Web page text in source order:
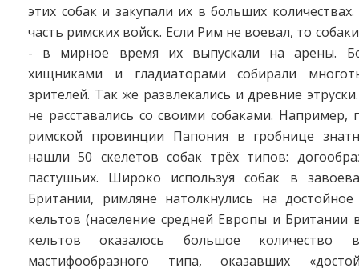
этих собак и закупали их в больших
часть римских войск. Если Рим не воевал, то
- в мирное время их выпускали на арены.
хищниками и гладиаторами собирали
зрителей. Так же развлекались и древние
не расставались со своими собаками. Например,
римской провинции Папония в гробнице
нашли 50 скелетов собак трёх типов:
пастушьих. Широко используя собак в
Британии, римляне натолкнулись на достойное
кельтов (население средней Европы и Британии
кельтов оказалось большое количество
мастифообразного типа, оказавших